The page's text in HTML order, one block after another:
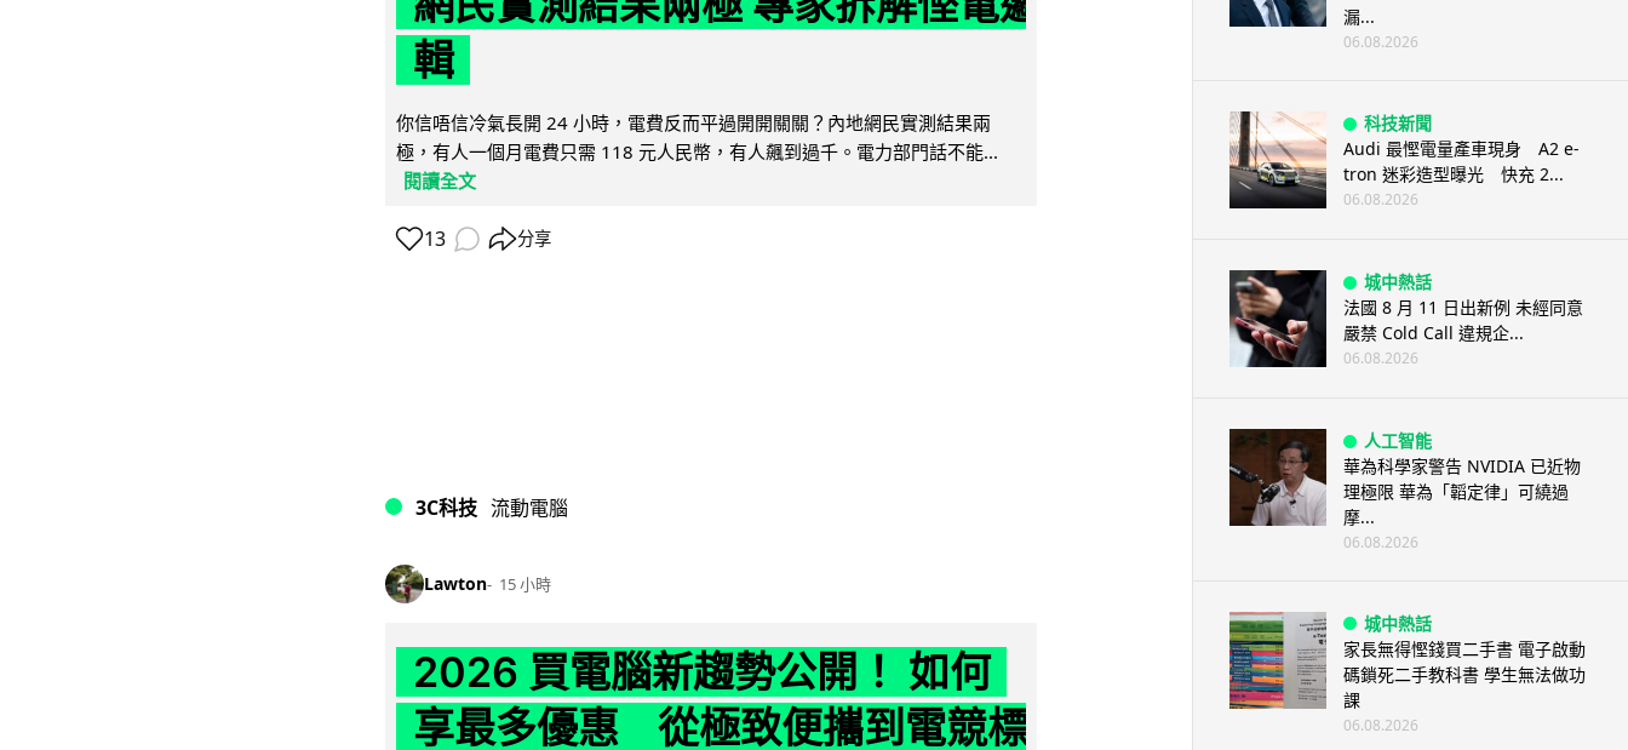
輯
你信唔信冷氣長開 24 小時，電費反而平過開開關關？內地網民實測結果兩
極，有人一個月電費只需 118 元人民幣，有人飆到過千。電力部門話不能...
閱讀全文
13 分享
3C科技 流動電腦
Lawton 15 小時
2026 買電腦新趨勢公開！ 如何
享最多優惠 從極致便攜到電競標
漏...
06.08.2026
科技新聞
Audi 最慳電量產車現身 A2 e-
tron 迷彩造型曝光 快充 2...
06.08.2026
城中熱話
法國 8 月 11 日出新例 未經同意
嚴禁 Cold Call 違規企...
06.08.2026
人工智能
華為科學家警告 NVIDIA 已近物
理極限 華為「韜定律」可繞過
摩...
06.08.2026
城中熱話
家長無得慳錢買二手書 電子啟動
碼鎖死二手教科書 學生無法做功
課
06.08.2026